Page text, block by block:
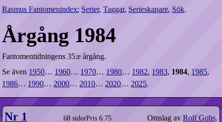
Rasmus Fantomenindex; Serier,Taggar, Serieskapare, Sök.
Årgång 1984
Fantomentidningens 35:e årgång.
Se även 1950… 1960… 1970… 1980… 1982, 1983, 1984, 1985,
1986… 1990… 2000… 2010… 2020… 2025.
Nr 1 68 sidorPris 6:75 Omslag avRolf Gohs.